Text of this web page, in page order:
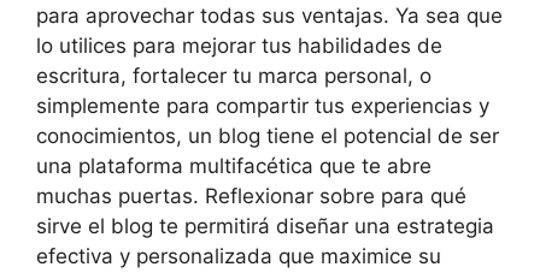
para aprovechar todas sus ventajas. Ya sea que
lo utilices para mejorar tus habilidades de
escritura, fortalecer tu marca personal, o
simplemente para compartir tus experiencias y
conocimientos, un blog tiene el potencial de ser
una plataforma multifacética que te abre
muchas puertas. Reflexionar sobre para qué
sirve el blog te permitirá diseñar una estrategia
efectiva y personalizada que maximice su